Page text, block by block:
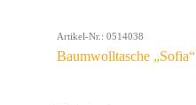
Farbe
Artikel-Nr.: 0514038
Baumwolltasche „Sofia“